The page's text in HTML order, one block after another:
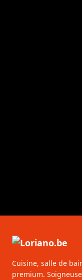
Cuisine, salle de
premium.